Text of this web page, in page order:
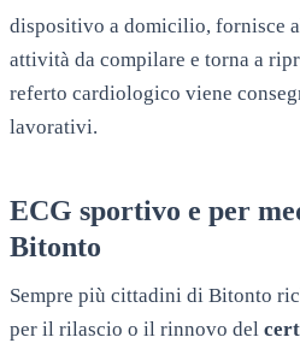
dispositivo a domicilio, fornisce
attività da compilare e torna a
referto cardiologico viene
lavorativi.
ECG sportivo e per
Bitonto
Sempre più cittadini di Bitonto
per il rilascio o il rinnovo del